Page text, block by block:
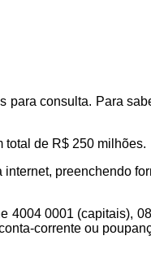
para consulta. Para
total de R$ 250 milhões.
preenchendo
4004 0001 (capitais),
corrente ou